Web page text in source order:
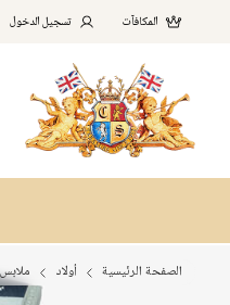
المكافآت تسجيل الدخول
الصفحة الرئيسية أولاد